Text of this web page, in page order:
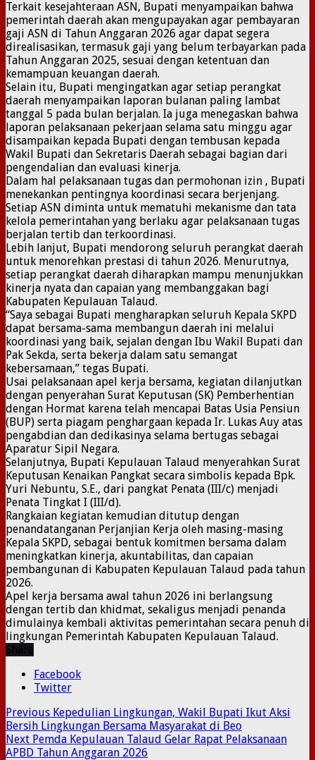
Terkait kesejahteraan ASN, Bupati menyampaikan bahwa
pemerintah daerah akan mengupayakan agar pembayaran
gaji ASN di Tahun Anggaran 2026 agar dapat segera
direalisasikan, termasuk gaji yang belum terbayarkan pada
Tahun Anggaran 2025, sesuai dengan ketentuan dan
kemampuan keuangan daerah.
Selain itu, Bupati mengingatkan agar setiap perangkat
daerah menyampaikan laporan bulanan paling lambat
tanggal 5 pada bulan berjalan. Ia juga menegaskan bahwa
laporan pelaksanaan pekerjaan selama satu minggu agar
disampaikan kepada Bupati dengan tembusan kepada
Wakil Bupati dan Sekretaris Daerah sebagai bagian dari
pengendalian dan evaluasi kinerja.
Dalam hal pelaksanaan tugas dan permohonan izin , Bupati
menekankan pentingnya koordinasi secara berjenjang.
Setiap ASN diminta untuk mematuhi mekanisme dan tata
kelola pemerintahan yang berlaku agar pelaksanaan tugas
berjalan tertib dan terkoordinasi.
Lebih lanjut, Bupati mendorong seluruh perangkat daerah
untuk menorehkan prestasi di tahun 2026. Menurutnya,
setiap perangkat daerah diharapkan mampu menunjukkan
kinerja nyata dan capaian yang membanggakan bagi
Kabupaten Kepulauan Talaud.
“Saya sebagai Bupati mengharapkan seluruh Kepala SKPD
dapat bersama-sama membangun daerah ini melalui
koordinasi yang baik, sejalan dengan Ibu Wakil Bupati dan
Pak Sekda, serta bekerja dalam satu semangat
kebersamaan,” tegas Bupati.
Usai pelaksanaan apel kerja bersama, kegiatan dilanjutkan
dengan penyerahan Surat Keputusan (SK) Pemberhentian
dengan Hormat karena telah mencapai Batas Usia Pensiun
(BUP) serta piagam penghargaan kepada Ir. Lukas Auy atas
pengabdian dan dedikasinya selama bertugas sebagai
Aparatur Sipil Negara.
Selanjutnya, Bupati Kepulauan Talaud menyerahkan Surat
Keputusan Kenaikan Pangkat secara simbolis kepada Bpk.
Yuri Nebuntu, S.E., dari pangkat Penata (III/c) menjadi
Penata Tingkat I (III/d).
Rangkaian kegiatan kemudian ditutup dengan
penandatanganan Perjanjian Kerja oleh masing-masing
Kepala SKPD, sebagai bentuk komitmen bersama dalam
meningkatkan kinerja, akuntabilitas, dan capaian
pembangunan di Kabupaten Kepulauan Talaud pada tahun
2026.
Apel kerja bersama awal tahun 2026 ini berlangsung
dengan tertib dan khidmat, sekaligus menjadi penanda
dimulainya kembali aktivitas pemerintahan secara penuh di
lingkungan Pemerintah Kabupaten Kepulauan Talaud.
Facebook
Twitter
Previous Kepedulian Lingkungan, Wakil Bupati Ikut Aksi
Bersih Lingkungan Bersama Masyarakat di Beo
Next Pemda Kepulauan Talaud Gelar Rapat Pelaksanaan
APBD Tahun Anggaran 2026